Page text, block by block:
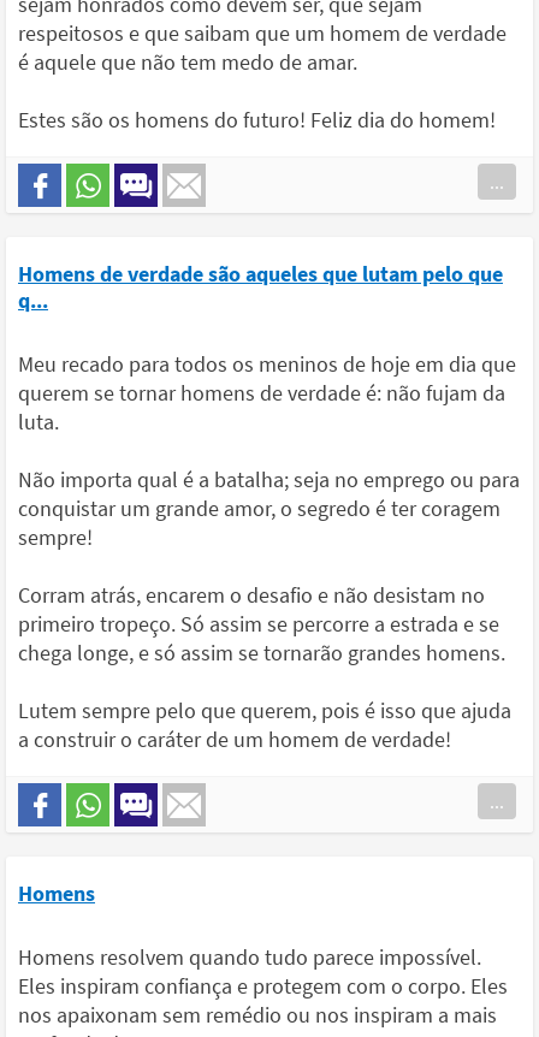
respeitosos e que saibam que um homem de verdade
é aquele que não tem medo de amar.
Estes são os homens do futuro! Feliz dia do homem!
...
Homens de verdade são aqueles que lutam pelo que
q...
Meu recado para todos os meninos de hoje em dia que
querem se tornar homens de verdade é: não fujam da
luta.
Não importa qual é a batalha; seja no emprego ou para
conquistar um grande amor, o segredo é ter coragem
sempre!
Corram atrás, encarem o desafio e não desistam no
primeiro tropeço. Só assim se percorre a estrada e se
chega longe, e só assim se tornarão grandes homens.
Lutem sempre pelo que querem, pois é isso que ajuda
a construir o caráter de um homem de verdade!
...
Homens
Homens resolvem quando tudo parece impossível.
Eles inspiram confiança e protegem com o corpo. Eles
nos apaixonam sem remédio ou nos inspiram a mais